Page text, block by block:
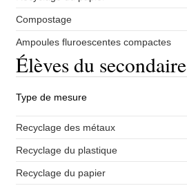
Compostage
Ampoules fluroescentes compactes
Élèves du secondaire
Type de mesure
Recyclage des métaux
Recyclage du plastique
Recyclage du papier